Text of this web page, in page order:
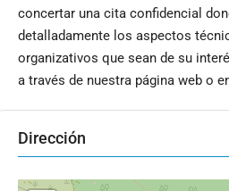
concertar una cita confidencial
detalladamente los aspectos
organizativos que sean de su
a través de nuestra página web o
Dirección